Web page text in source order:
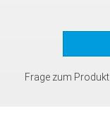
Frage zum Produkt